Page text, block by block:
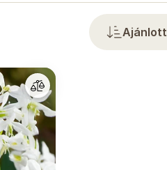
Ajánlott